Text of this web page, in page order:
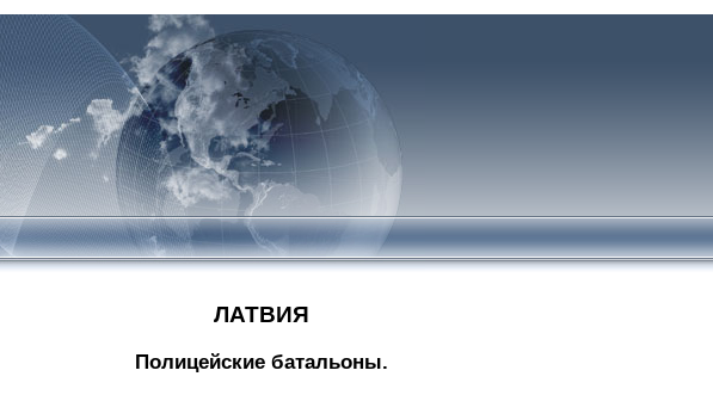
ЛАТВИЯ
Полицейские батальоны.